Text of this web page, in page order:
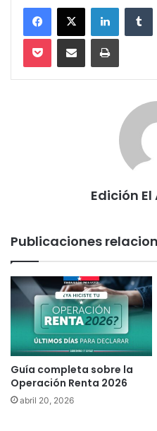
Facebook
X LinkedIn
Pocket Compartir via email Imprimir
Edición
Publicaciones
Guía completa sobre la
Operación Renta 2026
abril 20, 2026